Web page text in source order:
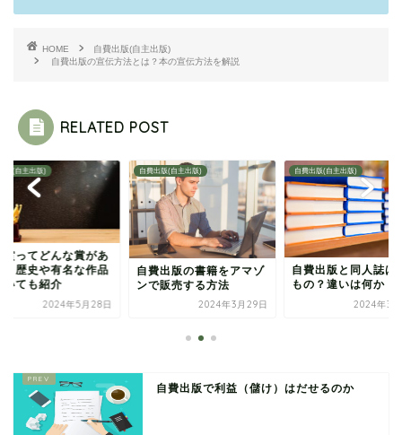
HOME
自費出版(自主出版)
自費出版の宣伝方法とは？本の宣伝方法を解説
RELATED POST
版(自主出版)
賞ってどんな賞があ
？歴史や有名な作品
いても紹介
2024年5月28日
自費出版(自主出版)
自費出版の書籍をアマゾ
ンで販売する方法
2024年3月29日
自費出版(自主出版)
自費出版と同人誌は
もの？違いは何か
2024年3
自費出版で利益（儲け）はだせるのか